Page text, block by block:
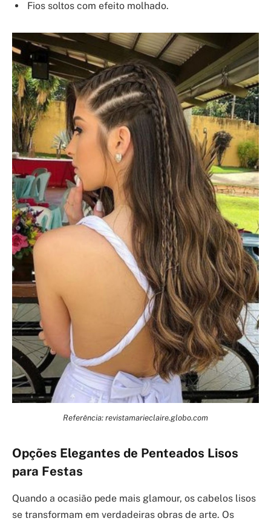
Fios soltos com efeito molhado.
Referência: revistamarieclaire.globo.com
Opções Elegantes de Penteados Lisos
para Festas
Quando a ocasião pede mais glamour, os cabelos lisos
se transformam em verdadeiras obras de arte. Os